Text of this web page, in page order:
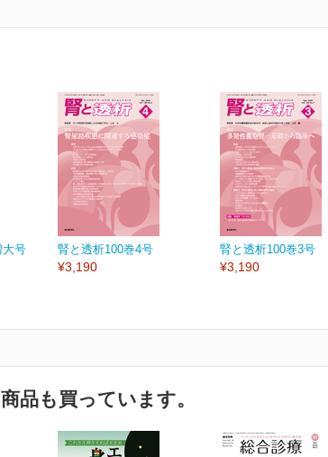
大号 腎と透析100巻4号
¥3,190
腎と透析100巻3号
¥3,190
品も買っています。